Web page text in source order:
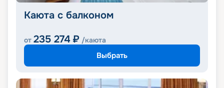
Каюта с балконом
от 235 274 ₽ /каюта
Выбрать